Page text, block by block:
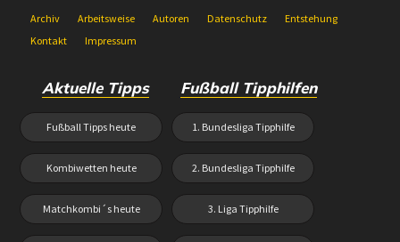
Archiv Arbeitsweise Autoren Datenschutz
Entstehung
Kontakt
Impressum
Aktuelle Tipps
Fußball Tipps heute
Kombiwetten heute
Matchkombi´s heute
Fußball Tipphilfen
1. Bundesliga Tipphilfe
2. Bundesliga Tipphilfe
3. Liga Tipphilfe